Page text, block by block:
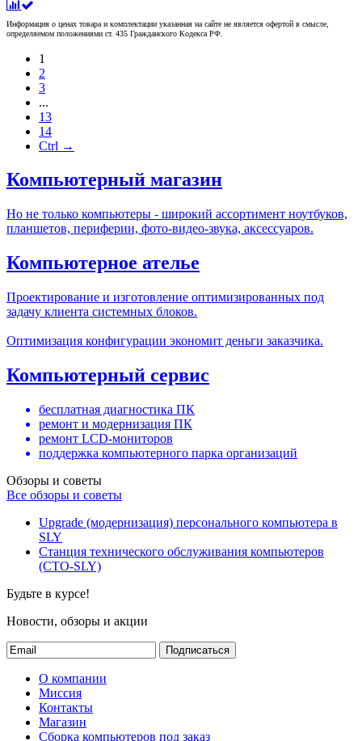
Информация о ценах товара и комплектации указанная на сайте не является офертой в смысле,
определяемом положениями ст. 435 Гражданского Кодекса РФ.
1
2
3
...
13
14
Ctrl →
Компьютерный магазин
Но не только компьютеры - широкий ассортимент ноутбуков,
планшетов, периферии, фото-видео-звука, аксессуаров.
Компьютерное ателье
Проектирование и изготовление оптимизированных под
задачу клиента системных блоков.
Оптимизация конфигурации экономит деньги заказчика.
Компьютерный сервис
бесплатная диагностика ПК
ремонт и модернизация ПК
ремонт LCD-мониторов
поддержка компьютерного парка организаций
Обзоры и советы
Все обзоры и советы
Upgrade (модернизация) персонального компьютера в
SLY
Станция технического обслуживания компьютеров
(СТО-SLY)
Будьте в курсе!
Новости, обзоры и акции
Подписаться
О компании
Миссия
Контакты
Магазин
Сборка компьютеров под заказ